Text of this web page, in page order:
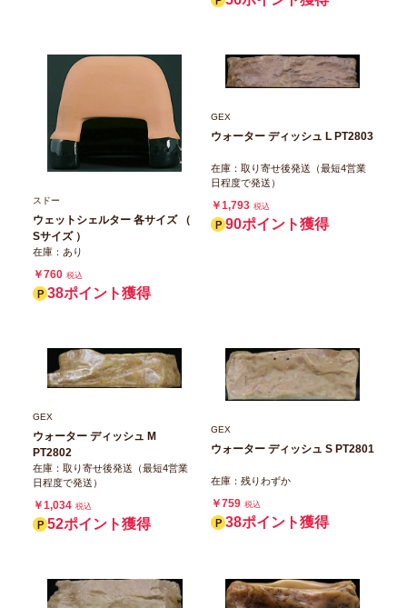
スドー
ウェットシェルター 各サイズ （
Sサイズ ）
在庫：あり
￥760 税込
38ポイント獲得
GEX
ウォーター ディッシュ L PT2803
在庫：取り寄せ後発送（最短4営業
日程度で発送）
￥1,793 税込
90ポイント獲得
GEX
ウォーター ディッシュ M
PT2802
在庫：取り寄せ後発送（最短4営業
日程度で発送）
￥1,034 税込
52ポイント獲得
GEX
ウォーター ディッシュ S PT2801
在庫：残りわずか
￥759 税込
38ポイント獲得